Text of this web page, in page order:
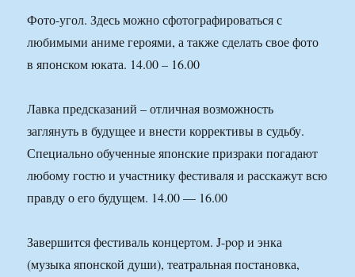
Фото-угол. Здесь можно сфотографироваться с
любимыми аниме героями, а также сделать свое фото
в японском юката. 14.00 – 16.00
Лавка предсказаний – отличная возможность
заглянуть в будущее и внести коррективы в судьбу.
Специально обученные японские призраки погадают
любому гостю и участнику фестиваля и расскажут всю
правду о его будущем. 14.00 — 16.00
Завершится фестиваль концертом. J-pop и энка
(музыка японской души), театральная постановка,